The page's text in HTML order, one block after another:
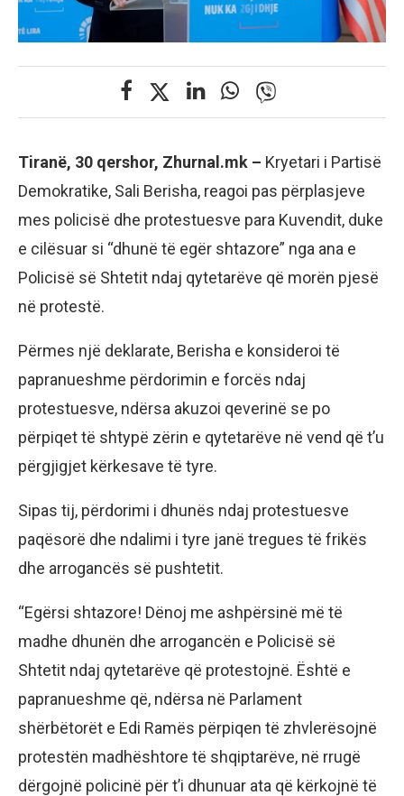
Tiranë, 30 qershor, Zhurnal.mk – Kryetari i Partisë
Demokratike, Sali Berisha, reagoi pas përplasjeve
mes policisë dhe protestuesve para Kuvendit, duke
e cilësuar si “dhunë të egër shtazore” nga ana e
Policisë së Shtetit ndaj qytetarëve që morën pjesë
në protestë.
Përmes një deklarate, Berisha e konsideroi të
papranueshme përdorimin e forcës ndaj
protestuesve, ndërsa akuzoi qeverinë se po
përpiqet të shtypë zërin e qytetarëve në vend që t’u
përgjigjet kërkesave të tyre.
Sipas tij, përdorimi i dhunës ndaj protestuesve
paqësorë dhe ndalimi i tyre janë tregues të frikës
dhe arrogancës së pushtetit.
“Egërsi shtazore! Dënoj me ashpërsinë më të
madhe dhunën dhe arrogancën e Policisë së
Shtetit ndaj qytetarëve që protestojnë. Është e
papranueshme që, ndërsa në Parlament
shërbëtorët e Edi Ramës përpiqen të zhvlerësojnë
protestën madhështore të shqiptarëve, në rrugë
dërgojnë policinë për t’i dhunuar ata që kërkojnë të